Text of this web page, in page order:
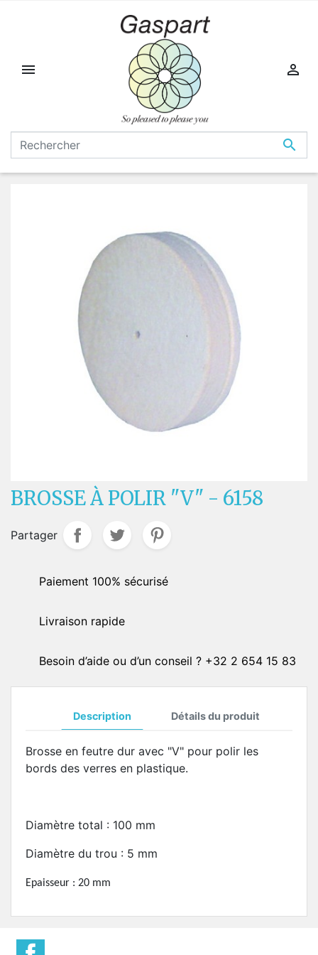



BROSSE À POLIR "V" - 6158
Partager
Paiement 100% sécurisé
Livraison rapide
Besoin d’aide ou d’un conseil ? +32 2 654 15 83
Description Détails du produit
Brosse en feutre dur avec "V" pour polir les
bords des verres en plastique.
Diamètre total : 100 mm
Diamètre du trou : 5 mm
Epaisseur : 20 mm